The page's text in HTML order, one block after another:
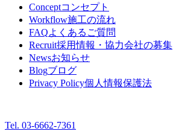
Conceptコンセプト
Workflow施工の流れ
FAQよくあるご質問
Recruit採用情報・協力会社の募集
Newsお知らせ
Blogブログ
Privacy Policy個人情報保護法
Tel. 03-6662-7361